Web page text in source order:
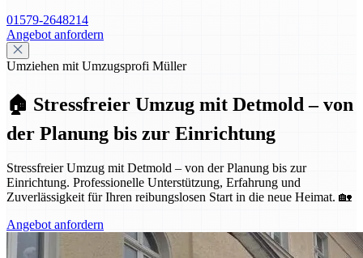
01579-2648214
Angebot anfordern
Umziehen mit Umzugsprofi Müller
🏠 Stressfreier Umzug mit Detmold – von
der Planung bis zur Einrichtung
Stressfreier Umzug mit Detmold – von der Planung bis zur
Einrichtung. Professionelle Unterstützung, Erfahrung und
Zuverlässigkeit für Ihren reibungslosen Start in die neue Heimat. 🏡
Angebot anfordern